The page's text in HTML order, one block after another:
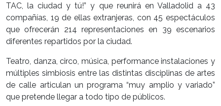
TAC, la ciudad y tú!” y que reunirá en Valladolid a 43
compañías, 19 de ellas extranjeras, con 45 espectáculos
que ofrecerán 214 representaciones en 39 escenarios
diferentes repartidos por la ciudad.
Teatro, danza, circo, música, performance instalaciones y
múltiples simbiosis entre las distintas disciplinas de artes
de calle articulan un programa “muy amplio y variado”
que pretende llegar a todo tipo de públicos.